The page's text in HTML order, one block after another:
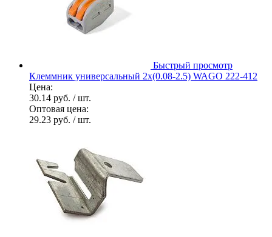
Быстрый просмотр
Клеммник универсальный 2х(0.08-2.5) WAGO 222-412
Цена:
30.14 руб. / шт.
Оптовая цена:
29.23 руб. / шт.